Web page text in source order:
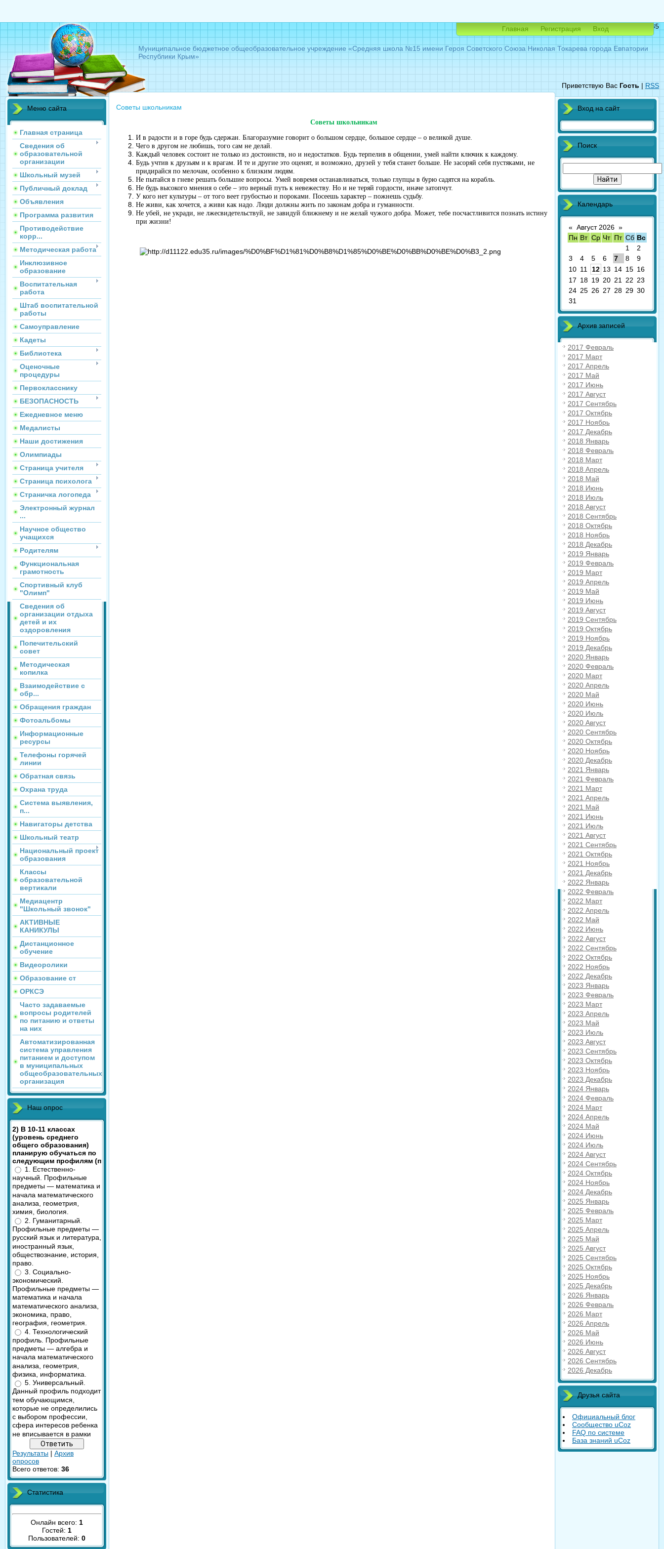
Пятница, 07.08.2026, 08:35
Приветствую Вас Гость | RSS
Муниципальное бюджетное общеобразовательное учреждение «Средняя школа №15 имени Героя Советского Союза Николая Токарева города Евпатории
Республики Крым»
Главная Регистрация Вход
Меню сайта
Главная страница
Сведения об
образовательной
организации
Школьный музей
Публичный доклад
Объявления
Программа развития
Противодействие
корр...
Методическая работа
Инклюзивное
образование
Воспитательная
работа
Штаб воспитательной
работы
Самоуправление
Кадеты
Библиотека
Оценочные
процедуры
Первокласснику
БЕЗОПАСНОСТЬ
Ежедневное меню
Медалисты
Наши достижения
Олимпиады
Страница учителя
Страница психолога
Страничка логопеда
Электронный журнал
...
Научное общество
учащихся
Родителям
Функциональная
грамотность
Спортивный клуб
"Олимп"
Сведения об
организации отдыха
детей и их
оздоровления
Попечительский
совет
Методическая
копилка
Взаимодействие с
обр...
Обращения граждан
Фотоальбомы
Информационные
ресурсы
Телефоны горячей
линии
Обратная связь
Охрана труда
Система выявления,
п...
Навигаторы детства
Школьный театр
Национальный проект
образования
Классы
образовательной
вертикали
Медиацентр
"Школьный звонок"
АКТИВНЫЕ
КАНИКУЛЫ
Дистанционное
обучение
Видеоролики
Образование ст
ОРКСЭ
Часто задаваемые
вопросы родителей
по питанию и ответы
на них
Автоматизированная
система управления
питанием и доступом
в муниципальных
общеобразовательных
организация
Наш опрос
2) В 10-11 классах
(уровень среднего
общего образования)
планирую обучаться по
следующим профилям (п
1. Естественно-
научный. Профильные
предметы — математика и
начала математического
анализа, геометрия,
химия, биология.
2. Гуманитарный.
Профильные предметы —
русский язык и литература,
иностранный язык,
обществознание, история,
право.
3. Социально-
экономический.
Профильные предметы —
математика и начала
математического анализа,
экономика, право,
география, геометрия.
4. Технологический
профиль. Профильные
предметы — алгебра и
начала математического
анализа, геометрия,
физика, информатика.
5. Универсальный.
Данный профиль подходит
тем обучающимся,
которые не определились
с выбором профессии,
сфера интересов ребенка
не вписывается в рамки
Результаты | Архив
опросов
Всего ответов: 36
Статистика
Онлайн всего: 1
Гостей: 1
Пользователей: 0
Советы школьникам
Советы школьникам
И в радости и в горе будь сдержан. Благоразумие говорит о большом сердце, большое сердце – о великой душе.
Чего в другом не любишь, того сам не делай.
Каждый человек состоит не только из достоинств, но и недостатков. Будь терпелив в общении, умей найти ключик к каждому.
Будь учтив к друзьям и к врагам. И те и другие это оценят, и возможно, друзей у тебя станет больше. Не засоряй себя пустяками, не
придирайся по мелочам, особенно к близким людям.
Не пытайся в гневе решать большие вопросы. Умей вовремя останавливаться, только глупцы в бурю садятся на корабль.
Не будь высокого мнения о себе – это верный путь к невежеству. Но и не теряй гордости, иначе затопчут.
У кого нет культуры – от того веет грубостью и пороками. Посеешь характер – пожнешь судьбу.
Не живи, как хочется, а живи как надо. Люди должны жить по законам добра и гуманности.
Не убей, не укради, не лжесвидетельствуй, не завидуй ближнему и не желай чужого добра. Может, тебе посчастливится познать истину
при жизни!
Вход на сайт
Поиск
Календарь
« Август 2026 »
Пн Вт Ср Чт Пт Сб Вс
1
2
3
4 5 6 7 8
9
10 11 12 13 14 15 16
17 18 19 20 21 22 23
24 25 26 27 28 29 30
31
Архив записей
2017 Февраль
2017 Март
2017 Апрель
2017 Май
2017 Июнь
2017 Август
2017 Сентябрь
2017 Октябрь
2017 Ноябрь
2017 Декабрь
2018 Январь
2018 Февраль
2018 Март
2018 Апрель
2018 Май
2018 Июнь
2018 Июль
2018 Август
2018 Сентябрь
2018 Октябрь
2018 Ноябрь
2018 Декабрь
2019 Январь
2019 Февраль
2019 Март
2019 Апрель
2019 Май
2019 Июнь
2019 Август
2019 Сентябрь
2019 Октябрь
2019 Ноябрь
2019 Декабрь
2020 Январь
2020 Февраль
2020 Март
2020 Апрель
2020 Май
2020 Июнь
2020 Июль
2020 Август
2020 Сентябрь
2020 Октябрь
2020 Ноябрь
2020 Декабрь
2021 Январь
2021 Февраль
2021 Март
2021 Апрель
2021 Май
2021 Июнь
2021 Июль
2021 Август
2021 Сентябрь
2021 Октябрь
2021 Ноябрь
2021 Декабрь
2022 Январь
2022 Февраль
2022 Март
2022 Апрель
2022 Май
2022 Июнь
2022 Август
2022 Сентябрь
2022 Октябрь
2022 Ноябрь
2022 Декабрь
2023 Январь
2023 Февраль
2023 Март
2023 Апрель
2023 Май
2023 Июль
2023 Август
2023 Сентябрь
2023 Октябрь
2023 Ноябрь
2023 Декабрь
2024 Январь
2024 Февраль
2024 Март
2024 Апрель
2024 Май
2024 Июнь
2024 Июль
2024 Август
2024 Сентябрь
2024 Октябрь
2024 Ноябрь
2024 Декабрь
2025 Январь
2025 Февраль
2025 Март
2025 Апрель
2025 Май
2025 Август
2025 Сентябрь
2025 Октябрь
2025 Ноябрь
2025 Декабрь
2026 Январь
2026 Февраль
2026 Март
2026 Апрель
2026 Май
2026 Июнь
2026 Август
2026 Сентябрь
2026 Декабрь
Друзья сайта
Официальный блог
Сообщество uCoz
FAQ по системе
База знаний uCoz